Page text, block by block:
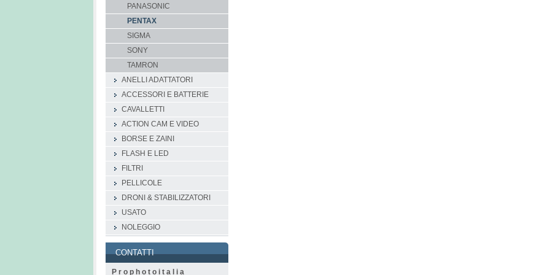
PANASONIC
PENTAX
SIGMA
SONY
TAMRON
ANELLI ADATTATORI
ACCESSORI E BATTERIE
CAVALLETTI
ACTION CAM E VIDEO
BORSE E ZAINI
FLASH E LED
FILTRI
PELLICOLE
DRONI & STABILIZZATORI
USATO
NOLEGGIO
CONTATTI
P r o p h o t o i t a l i a